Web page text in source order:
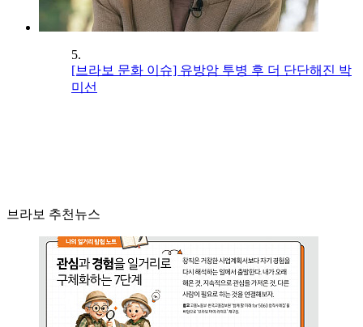
5.
[브라보 문화 이슈] 유방암 투병 후 더 단단해진 박
미선
브라보 추천뉴스